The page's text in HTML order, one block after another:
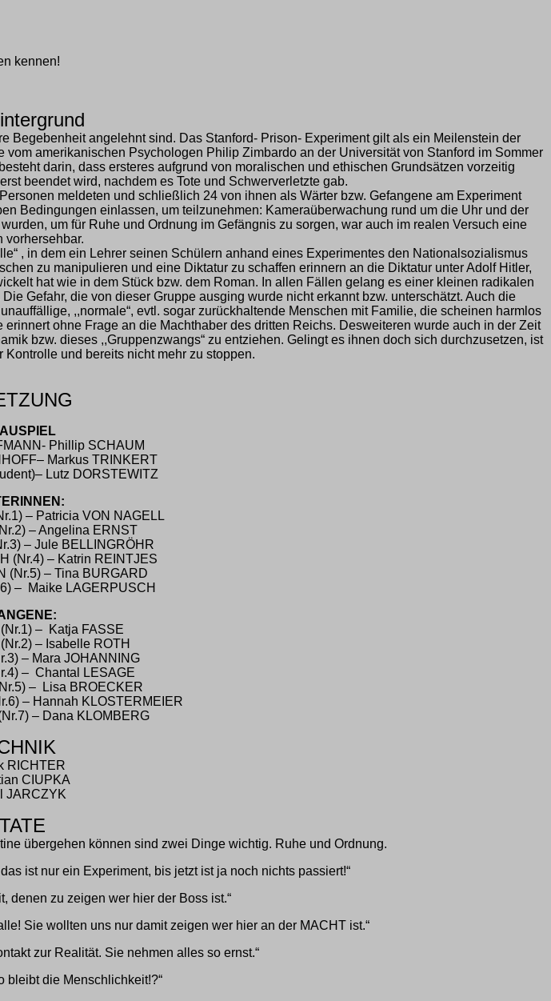
kennen!
Begebenheit angelehnt sind. Das Stanford- Prison- Experiment gilt als ein Meilenstein der
amerikanischen Psychologen Philip Zimbardo an der Universität von Stanford im Sommer
darin, dass ersteres aufgrund von moralischen und ethischen Grundsätzen vorzeitig
beendet wird, nachdem es Tote und Schwerverletzte gab.
meldeten und schließlich 24 von ihnen als Wärter bzw. Gefangene am Experiment
Bedingungen einlassen, um teilzunehmen: Kameraüberwachung rund um die Uhr und der
um für Ruhe und Ordnung im Gefängnis zu sorgen, war auch im realen Versuch eine
vorhersehbar.
, in dem ein Lehrer seinen Schülern anhand eines Experimentes den Nationalsozialismus
zu manipulieren und eine Diktatur zu schaffen erinnern an die Diktatur unter Adolf Hitler,
hat wie in dem Stück bzw. dem Roman. In allen Fällen gelang es einer kleinen radikalen
Gefahr, die von dieser Gruppe ausging wurde nicht erkannt bzw. unterschätzt. Auch die
,,normale“, evtl. sogar zurückhaltende Menschen mit Familie, die scheinen harmlos
ohne Frage an die Machthaber des dritten Reichs. Desweiteren wurde auch in der Zeit
bzw. dieses ,,Gruppenzwangs“ zu entziehen. Gelingt es ihnen doch sich durchzusetzen, ist
und bereits nicht mehr zu stoppen.
Phillip SCHAUM
Markus TRINKERT
Lutz DORSTEWITZ
– Patricia VON NAGELL
– Angelina ERNST
– Jule BELLINGRÖHR
(Nr.4) – Katrin REINTJES
(Nr.5) – Tina BURGARD
– Maike LAGERPUSCH
– Katja FASSE
– Isabelle ROTH
– Mara JOHANNING
– Chantal LESAGE
– Lisa BROECKER
– Hannah KLOSTERMEIER
– Dana KLOMBERG
RICHTER
CIUPKA
JARCZYK
übergehen können sind zwei Dinge wichtig. Ruhe und Ordnung.
ist nur ein Experiment, bis jetzt ist ja noch nichts passiert!“
denen zu zeigen wer hier der Boss ist.“
Sie wollten uns nur damit zeigen wer hier an der MACHT ist.“
zur Realität. Sie nehmen alles so ernst.“
bleibt die Menschlichkeit!?“